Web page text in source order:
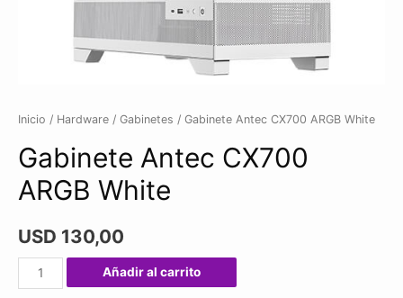
Inicio / Hardware / Gabinetes / Gabinete Antec CX700 ARGB White
Gabinete Antec CX700
ARGB White
USD 130,00
Gabinete
Antec
Añadir al carrito